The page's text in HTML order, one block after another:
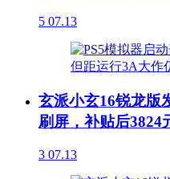
5 07.13
玄派小玄16锐龙版
刷屏，补贴后3824
3 07.13